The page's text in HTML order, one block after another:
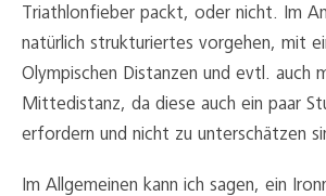
Triathlonfieber packt, oder nicht. Im
natürlich strukturiertes vorgehen, mit
Olympischen Distanzen und evtl. auch
Mittedistanz, da diese auch ein paar
erfordern und nicht zu unterschätzen
Im Allgemeinen kann ich sagen, ein